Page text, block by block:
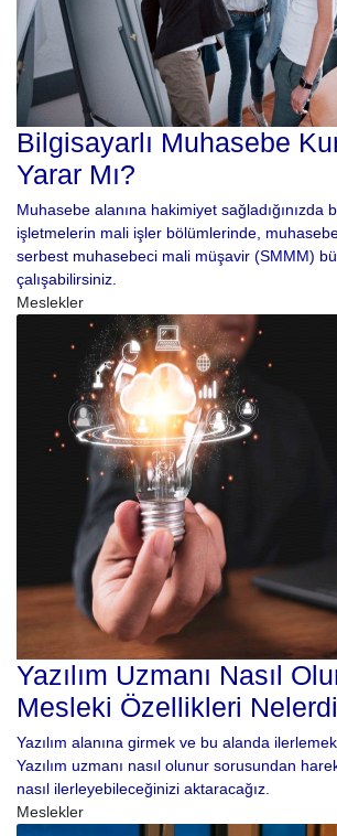
Bilgisayarlı Muhasebe
Yarar Mı?
Muhasebe alanına hakimiyet sağladığınızda
işletmelerin mali işler bölümlerinde,
serbest muhasebeci mali müşavir (SMMM)
çalışabilirsiniz.
Meslekler
Yazılım Uzmanı Nasıl
Mesleki Özellikleri
Yazılım alanına girmek ve bu alanda
Yazılım uzmanı nasıl olunur sorusundan
nasıl ilerleyebileceğinizi aktaracağız.
Meslekler